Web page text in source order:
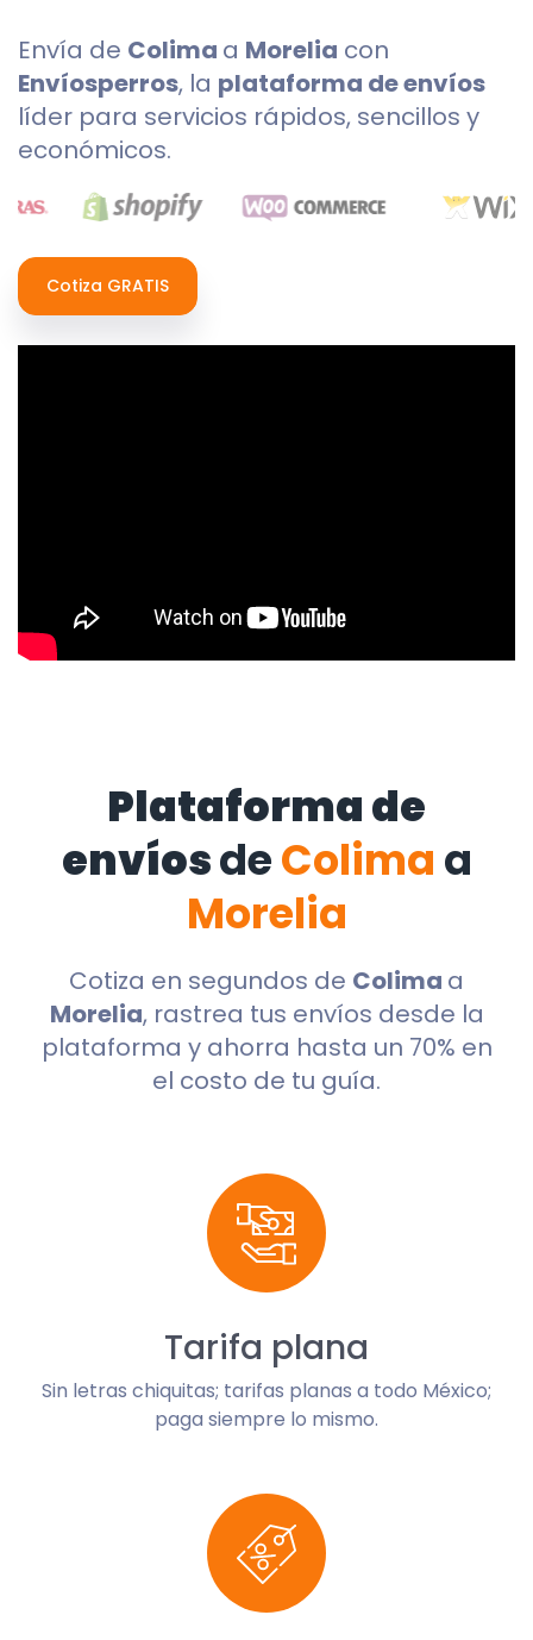
Envía de Colima a Morelia con
Envíosperros, la plataforma de envíos
líder para servicios rápidos, sencillos y
económicos.
Cotiza GRATIS
Plataforma de
envíosdeColima a
Morelia
Cotiza en segundos de Colima a
Morelia, rastrea tus envíos desde la
plataforma y ahorra hasta un 70% en
el costo de tu guía.
Tarifa plana
Sin letras chiquitas; tarifas planas a todo México;
paga siempre lo mismo.